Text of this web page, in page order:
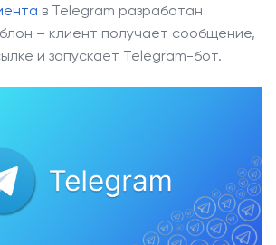
в Telegram разработан
– клиент получает сообщение,
и запускает Telegram-бот.